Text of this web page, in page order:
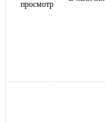
просмотр